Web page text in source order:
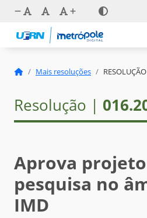
Mais resoluções
Resolução |
Aprova
pesquisa no
IMD